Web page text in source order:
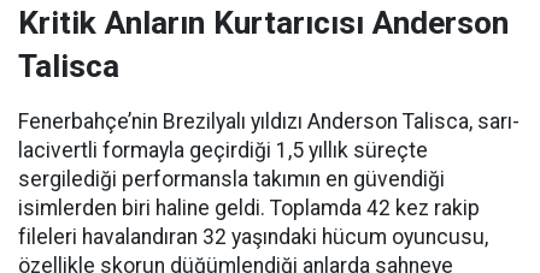
Kritik Anların Kurtarıcısı Anderson
Talisca
Fenerbahçe’nin Brezilyalı yıldızı Anderson Talisca, sarı-
lacivertli formayla geçirdiği 1,5 yıllık süreçte
sergilediği performansla takımın en güvendiği
isimlerden biri haline geldi. Toplamda 42 kez rakip
fileleri havalandıran 32 yaşındaki hücum oyuncusu,
özellikle skorun düğümlendiği anlarda sahneye